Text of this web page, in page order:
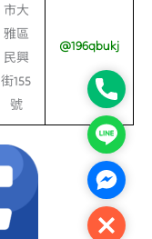
市大
雅區
民興
街155
號
@196qbukj
Phone
Line
Close